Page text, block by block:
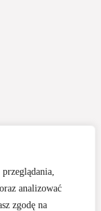
analizować
zgodę na